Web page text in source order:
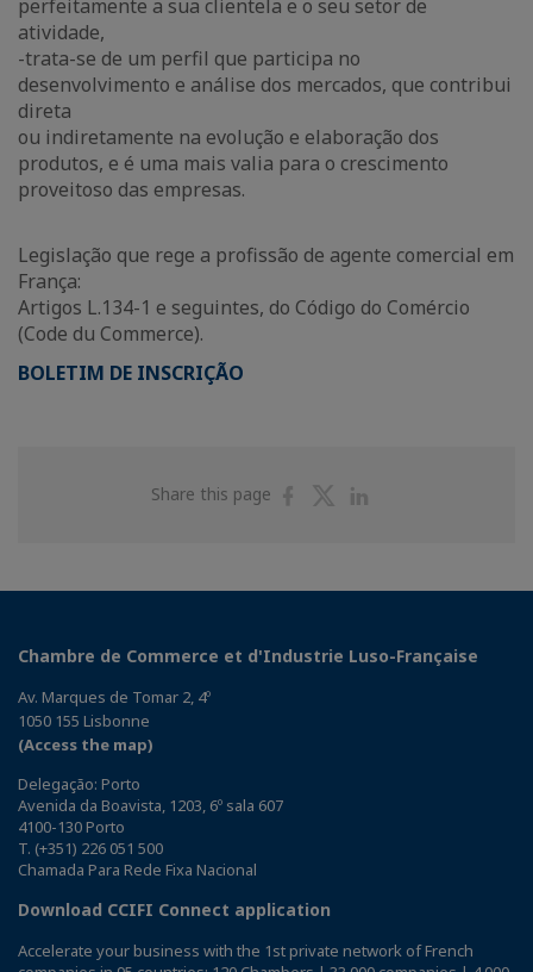
perfeitamente a sua clientela e o seu setor de
atividade,
-trata-se de um perfil que participa no
desenvolvimento e análise dos mercados, que contribui
direta
ou indiretamente na evolução e elaboração dos
produtos, e é uma mais valia para o crescimento
proveitoso das empresas.
Legislação que rege a profissão de agente comercial em
França:
Artigos L.134-1 e seguintes, do Código do Comércio
(Code du Commerce).
BOLETIM DE INSCRIÇÃO
Share this page
ShareShare
Chambre de Commerce et d'Industrie Luso-Française
Av. Marques de Tomar 2, 4º
1050 155 Lisbonne
(Access the map)
Delegação: Porto
Avenida da Boavista, 1203, 6º sala 607
4100-130 Porto
T. (+351) 226 051 500
Chamada Para Rede Fixa Nacional
Download CCIFI Connect application
Accelerate your business with the 1st private network of French